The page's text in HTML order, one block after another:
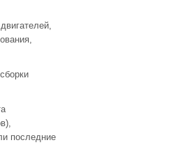
последние